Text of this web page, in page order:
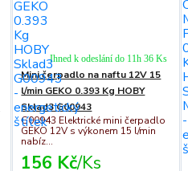
Mini čerpadlo na naftu 12V 15
l/min GEKO 0.393 Kg HOBY
Sklad3 G00943
G00943 Elektrické mini čerpadlo
GEKO 12V s výkonem 15 l/min
nabíz...
156 Kč/Ks
Ihned k odeslání do 11h 36 Ks